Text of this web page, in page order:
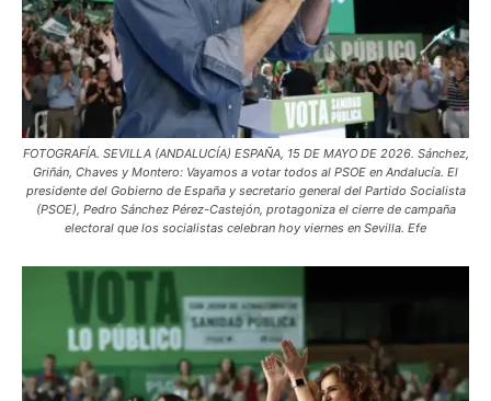
FOTOGRAFÍA. SEVILLA (ANDALUCÍA) ESPAÑA, 15 DE MAYO DE 2026. Sánchez,
Griñán, Chaves y Montero: Vayamos a votar todos al PSOE en Andalucía. El
presidente del Gobierno de España y secretario general del Partido Socialista
(PSOE), Pedro Sánchez Pérez-Castejón, protagoniza el cierre de campaña
electoral que los socialistas celebran hoy viernes en Sevilla. Efe